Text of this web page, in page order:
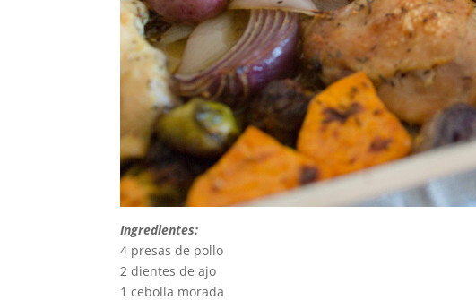
Ingredientes:
4 presas de pollo
2 dientes de ajo
1 cebolla morada